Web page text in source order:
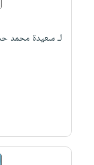
لـ سعيدة محمد